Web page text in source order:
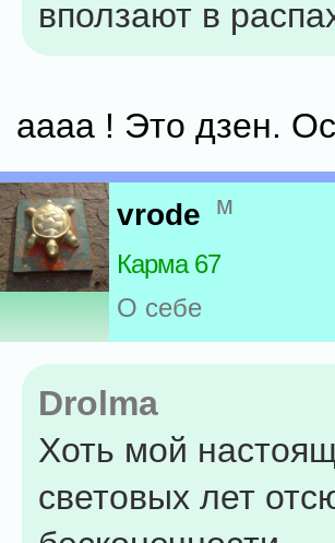
вползают в
аааа ! Это дзен.
vrode м
Карма 67
О себе
Drolma
Хоть мой
световых лет